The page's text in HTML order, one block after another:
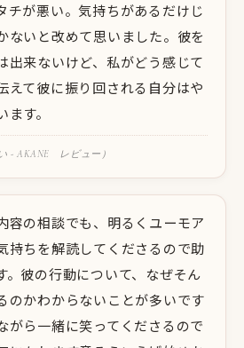
チが悪い。気持ちがあるだけじ
ないと改めて思いました。彼を
出来ないけど、私がどう感じて
えて彼に振り回される自分はや
す。
- AKANE レビュー）
容の相談でも、明るくユーモア
持ちを解読してくださるので助
。彼の行動について、なぜそん
のかわからないことが多いです
がら一緒に笑ってくださるので